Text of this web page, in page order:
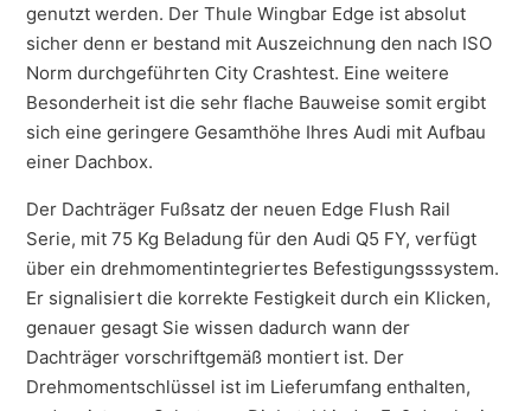
genutzt werden. Der Thule Wingbar Edge ist absolut
sicher denn er bestand mit Auszeichnung den nach ISO
Norm durchgeführten City Crashtest. Eine weitere
Besonderheit ist die sehr flache Bauweise somit ergibt
sich eine geringere Gesamthöhe Ihres Audi mit Aufbau
einer Dachbox.
Der Dachträger Fußsatz der neuen Edge Flush Rail
Serie, mit 75 Kg Beladung für den Audi Q5 FY, verfügt
über ein drehmomentintegriertes Befestigungsssystem.
Er signalisiert die korrekte Festigkeit durch ein Klicken,
genauer gesagt Sie wissen dadurch wann der
Dachträger vorschriftgemäß montiert ist. Der
Drehmomentschlüssel ist im Lieferumfang enthalten,